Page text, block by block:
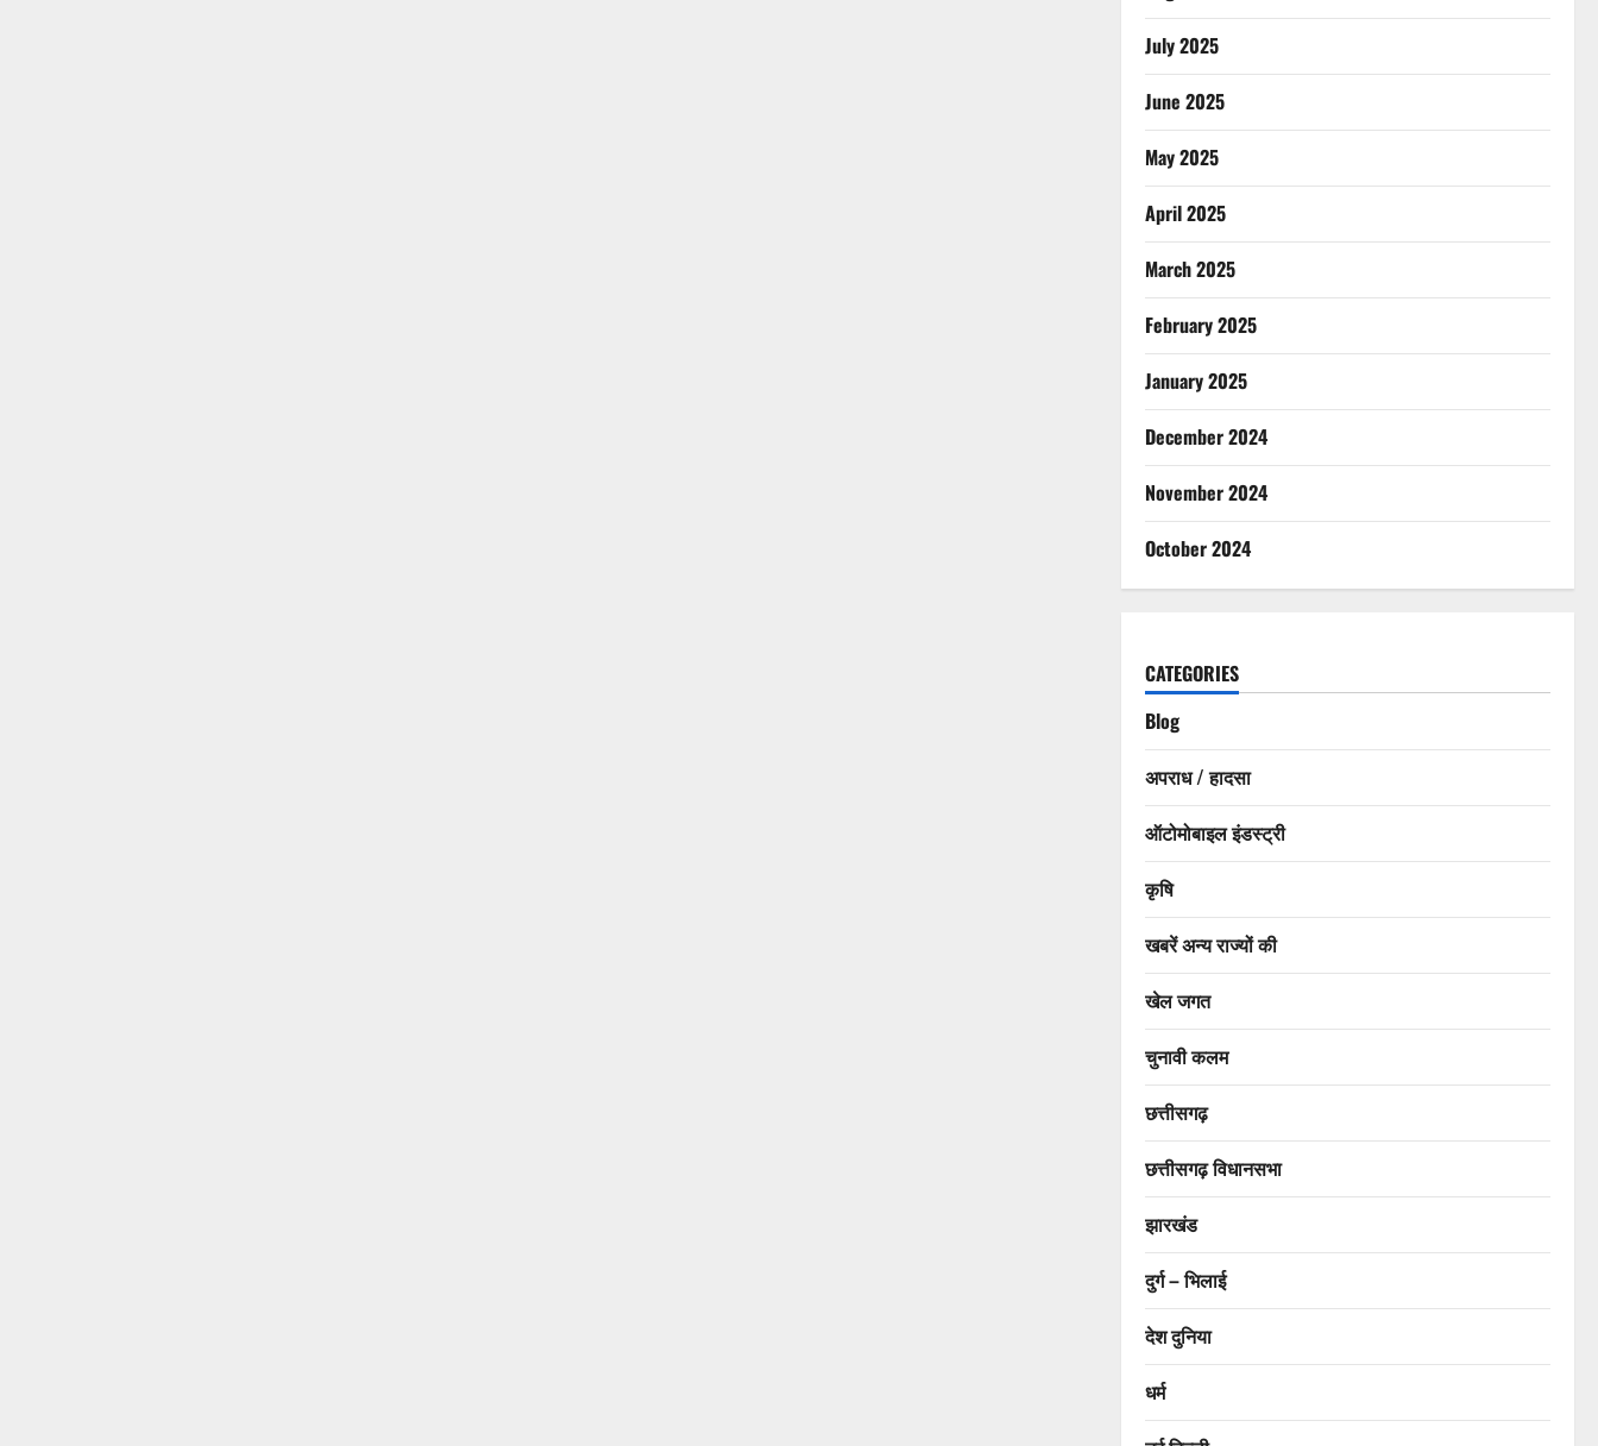
July 2025
June 2025
May 2025
April 2025
March 2025
February 2025
January 2025
December 2024
November 2024
October 2024
CATEGORIES
Blog
अपराध / हादसा
ऑटोमोबाइल इंडस्ट्री
कृषि
खबरें अन्य राज्यों की
खेल जगत
चुनावी कलम
छत्तीसगढ़
छत्तीसगढ़ विधानसभा
झारखंड
दुर्ग – भिलाई
देश दुनिया
धर्म